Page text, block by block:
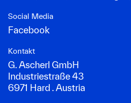
Social Media
Facebook
Kontakt
G. Ascherl GmbH
Industriestraße 43
6971 Hard . Austria